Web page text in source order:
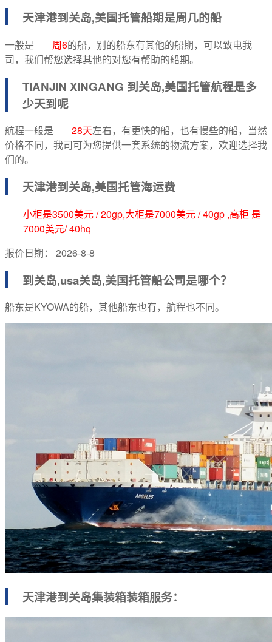
天津港到关岛,美国托管船期是周几的船
一般是 周6的船，别的船东有其他的船期，可以致电我
司，我们帮您选择其他的对您有帮助的船期。
TIANJIN XINGANG 到关岛,美国托管航程是多
少天到呢
航程一般是 28天左右，有更快的船，也有慢些的船，当然
价格不同，我司可为您提供一套系统的物流方案，欢迎选择我
们的。
天津港到关岛,美国托管海运费
小柜是3500美元 / 20gp,大柜是7000美元 / 40gp ,高柜 是
7000美元/ 40hq
报价日期： 2026-8-8
到关岛,usa关岛,美国托管船公司是哪个？
船东是KYOWA的船，其他船东也有，航程也不同。
天津港到关岛集装箱装箱服务：